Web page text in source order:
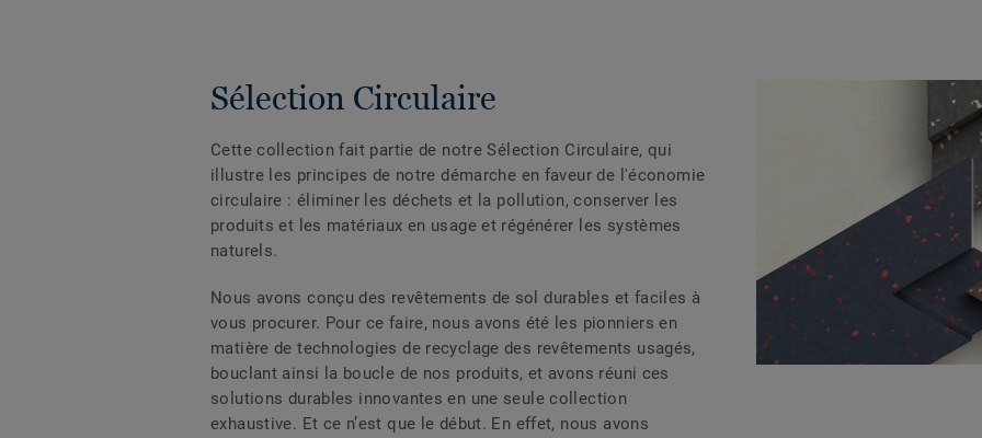
Sélection Circulaire
Cette collection fait partie de notre Sélection Circulaire, qui
illustre les principes de notre démarche en faveur de l'économie
circulaire : éliminer les déchets et la pollution, conserver les
produits et les matériaux en usage et régénérer les systèmes
naturels.
Nous avons conçu des revêtements de sol durables et faciles à
vous procurer. Pour ce faire, nous avons été les pionniers en
matière de technologies de recyclage des revêtements usagés,
bouclant ainsi la boucle de nos produits, et avons réuni ces
solutions durables innovantes en une seule collection
exhaustive. Et ce n’est que le début. En effet, nous avons